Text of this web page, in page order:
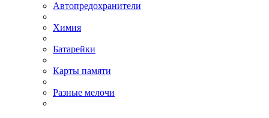
Автопредохранители
Химия
Батарейки
Карты памяти
Разные мелочи